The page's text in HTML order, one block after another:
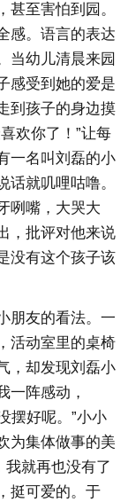
至害怕到园。
感。语言的表达
当幼儿清晨来园
感受到她的爱是
到孩子的身边摸
欢你了！”让每
一名叫刘磊的小
就叽哩咕噜。
咧嘴，大哭大
，批评对他来说
没有这个孩子该
朋友的看法。一
活动室里的桌椅
，却发现刘磊小
一阵感动，
摆好呢。”小小
为集体做事的美
我就再也没有了
挺可爱的。于